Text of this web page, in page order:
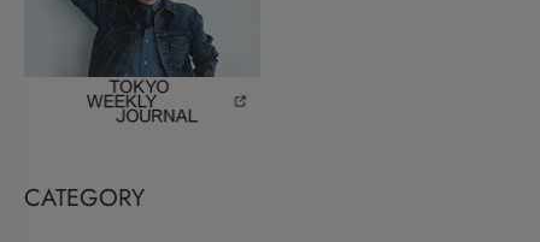
CATEGORY